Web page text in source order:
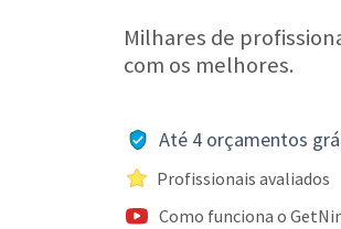
Milhares de
com os melhores.
Até 4 orçamentos
Profissionais avaliados
Como funciona o